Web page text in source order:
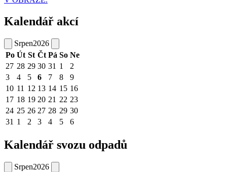
Kalendář akcí
Srpen2026
Po Út St Čt Pá So Ne
27 28 29 30 31 1
2
3
4 5 6 7 8
9
10 11 12 13 14 15 16
17 18 19 20 21 22 23
24 25 26 27 28 29 30
31 1 2 3 4 5 6
Kalendář svozu odpadů
Srpen2026